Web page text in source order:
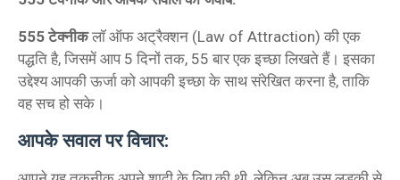
555 टेक्नीकलॉ ऑफ अट्रैक्शन (Law of Attraction) की एक
पद्धति है, जिसमें आप 5 दिनों तक, 55 बार एक इच्छा लिखते हैं। इसका
उद्देश्य आपकी ऊर्जा को आपकी इच्छा के साथ संरेखित करना है, ताकि
वह सच हो सके।
आपके सवाल पर विचार: